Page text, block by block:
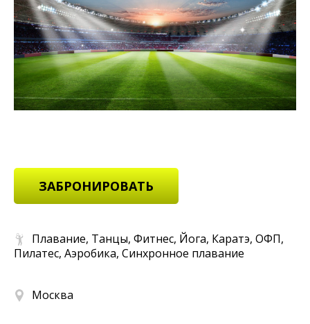
ЗАБРОНИРОВАТЬ
Плавание, Танцы, Фитнес, Йога, Каратэ, ОФП,
Пилатес, Аэробика, Синхронное плавание
Москва